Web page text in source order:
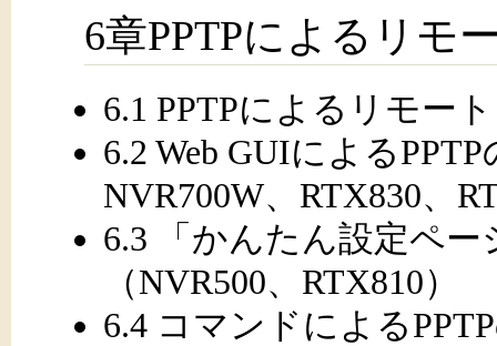
6章PPTPによるリモ
6.1 PPTPによるリモー
6.2 Web GUIによる
NVR700W、RTX830、
6.3 「かんたん設定ペー
（NVR500、RTX810）
6.4 コマンドによる